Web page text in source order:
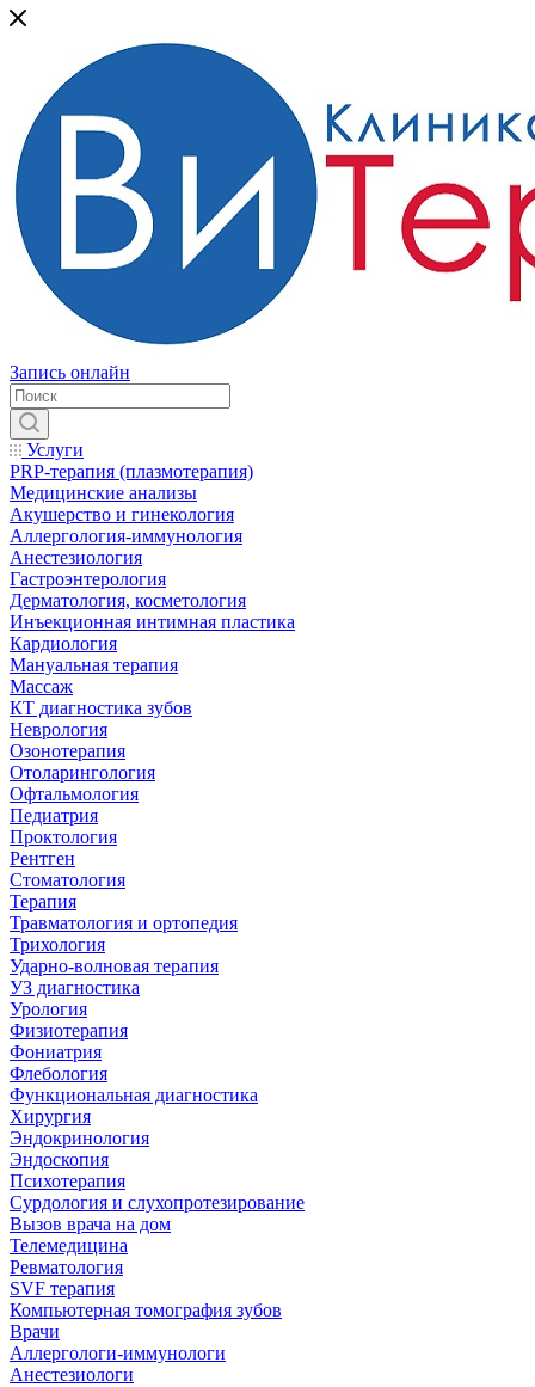
Запись онлайн
Услуги
PRP-терапия (плазмотерапия)
Медицинские анализы
Акушерство и гинекология
Аллергология-иммунология
Анестезиология
Гастроэнтерология
Дерматология, косметология
Инъекционная интимная пластика
Кардиология
Мануальная терапия
Массаж
КТ диагностика зубов
Неврология
Озонотерапия
Отоларингология
Офтальмология
Педиатрия
Проктология
Рентген
Стоматология
Терапия
Травматология и ортопедия
Трихология
Ударно-волновая терапия
УЗ диагностика
Урология
Физиотерапия
Фониатрия
Флебология
Функциональная диагностика
Хирургия
Эндокринология
Эндоскопия
Психотерапия
Сурдология и слухопротезирование
Вызов врача на дом
Телемедицина
Ревматология
SVF терапия
Компьютерная томография зубов
Врачи
Аллергологи-иммунологи
Анестезиологи